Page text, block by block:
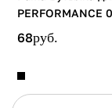
PERFORMANCE
68руб.